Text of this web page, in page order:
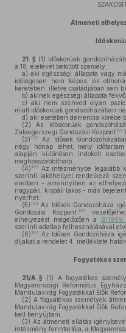
Átmeneti
21. § (1) Időskorúak
a 18. életévét betöltött személy,
a) aki egészségi állapota vagy
időlegesen nem képes, és
keretében, illetve családjában sem
b) akinek egészségi állapota
c) aki nem szenved olyan
miatt időskorúak gondozóházában
d) aki esetében demencia körébe
(2) Az időskorúak
Zalaegerszegi Gondozási Központ101
(3) 102
Az Idősek
négy hónap lehet, mely
alapján különösen indokolt
meghosszabbítható.
(4) 103 Az intézménybe legalább
szerinti lakóhellyel rendelkező
esetben – amennyiben az
nagypáli, kispáli lakos - más
nyerhet.
(5) 104 Az Idősek Gondozóháza
Gondozási Központ 105
elhelyezést megelőzően a
9/
szerinti adatlap felhasználásával
(6) 107 Az Idősek Gondozóháza
díjakat a rendelet 4. melléklete
Fogyatékos
21/A. § (1)
A fogyatékos
Magyarországi Református
Mandulavirág Fogyatékkal Élők
(2) A fogyatékos személyek
Mandulavirág Fogyatékkal Élők
kell benyújtani.
(3) Az átmeneti ellátás
intézmény fenntartója, a